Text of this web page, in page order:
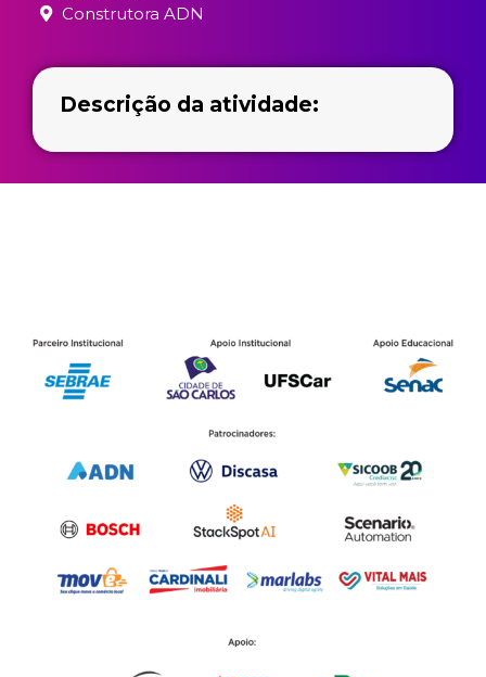
Construtora ADN
Descrição da atividade: